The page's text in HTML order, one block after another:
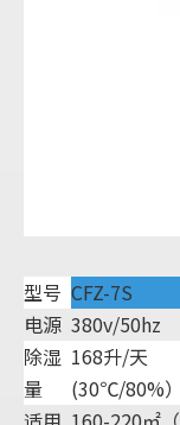
型号 CFZ-7S
电源 380v/50hz
除湿
量
168升/天
(30℃/80%）